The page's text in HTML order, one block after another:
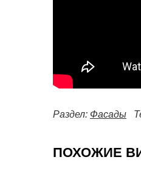
Раздел: Фасады
ПОХОЖИЕ